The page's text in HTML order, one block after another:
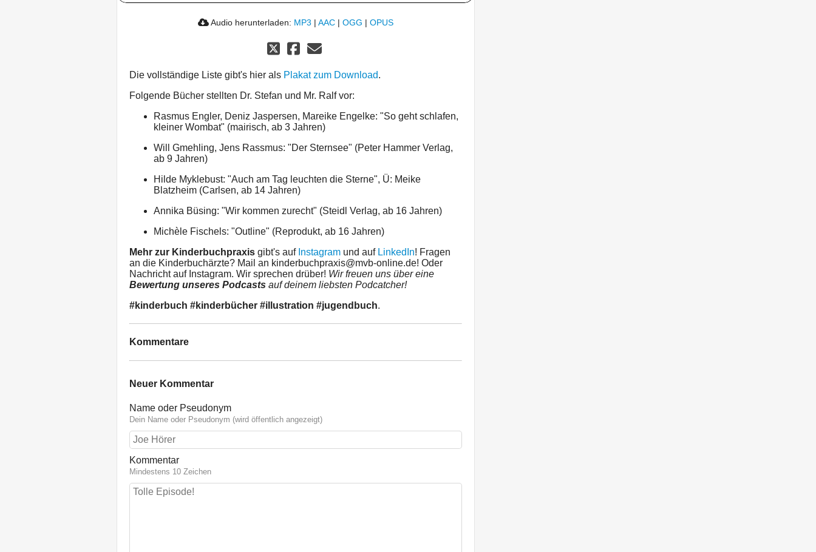
Audio herunterladen: MP3 | AAC | OGG | OPUS
Die vollständige Liste gibt's hier als Plakat zum Download.
Folgende Bücher stellten Dr. Stefan und Mr. Ralf vor:
Rasmus Engler, Deniz Jaspersen, Mareike Engelke: "So geht schlafen,
kleiner Wombat" (mairisch, ab 3 Jahren)
Will Gmehling, Jens Rassmus: "Der Sternsee" (Peter Hammer Verlag,
ab 9 Jahren)
Hilde Myklebust: "Auch am Tag leuchten die Sterne", Ü: Meike
Blatzheim (Carlsen, ab 14 Jahren)
Annika Büsing: "Wir kommen zurecht" (Steidl Verlag, ab 16 Jahren)
Michèle Fischels: "Outline" (Reprodukt, ab 16 Jahren)
Mehr zur Kinderbuchpraxis gibt's auf Instagram und auf LinkedIn! Fragen
an die Kinderbuchärzte? Mail an kinderbuchpraxis@mvb-online.de! Oder
Nachricht auf Instagram. Wir sprechen drüber! Wir freuen uns über eine
Bewertung unseres Podcasts auf deinem liebsten Podcatcher!
#kinderbuch #kinderbücher #illustration #jugendbuch.
Kommentare
Neuer Kommentar
Name oder Pseudonym
Dein Name oder Pseudonym (wird öffentlich angezeigt)
Kommentar
Mindestens 10 Zeichen